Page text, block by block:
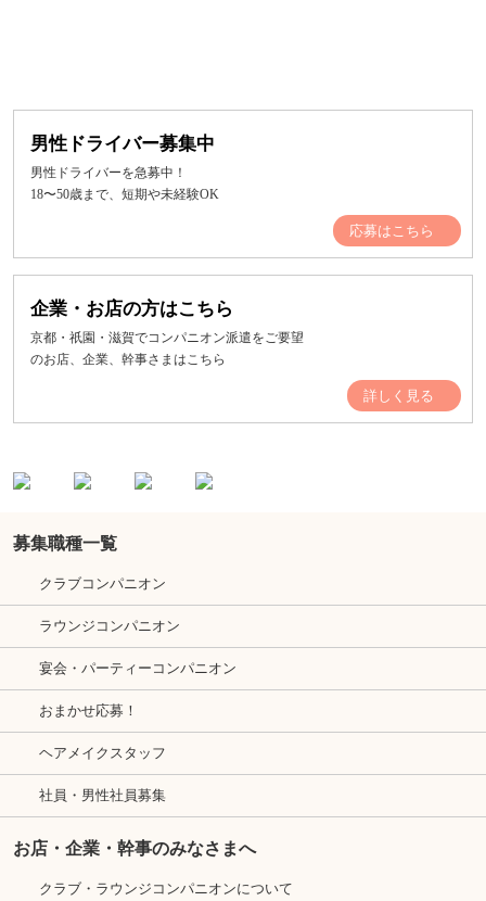
男性ドライバー募集中
男性ドライバーを急募中！
18〜50歳まで、短期や未経験OK
応募はこちら
企業・お店の方はこちら
京都・祇園・滋賀でコンパニオン派遣をご要望
のお店、企業、幹事さまはこちら
詳しく見る
募集職種一覧
クラブコンパニオン
ラウンジコンパニオン
宴会・パーティーコンパニオン
おまかせ応募！
ヘアメイクスタッフ
社員・男性社員募集
お店・企業・幹事のみなさまへ
クラブ・ラウンジコンパニオンについて